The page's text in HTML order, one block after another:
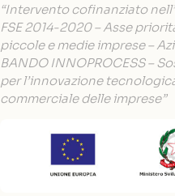
“Intervento cofinanziato
FSE 2014-2020 – Asse
piccole e medie imprese –
BANDO INNOPROCESS –
per l’innovazione
commerciale delle imprese”